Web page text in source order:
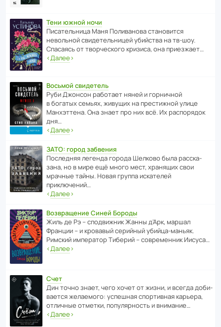
Тени южной ночи
Писа­тель­ница Маня Поли­ва­нова стано­вится
невольной свиде­тель­ницей убийства на тв-шоу.
Спасаясь от твор­че­с­кого кризиса, она приезжает…
‹Далее›
Восьмой свидетель
Руби Джонсон рабо­тает няней и горни­чной
в богатых семьях, живущих на прес­ти­жной улице
Манх­эт­тена. Она знает про них всё. Их распо­рядок
дня…
‹Далее›
ЗАТО: город забвения
После­дняя легенда города Шелково была расска­
зана, но в мире ещё много мест, хранящих свои
мрачные тайны. Новая группа иска­телей
приключений…
‹Далее›
Возвращение Синей Бороды
Жиль де Рэ – спод­ви­жник Жанны д’Арк, маршал
Франции – и кровавый серийный убийца-маньяк.
Римский импе­ратор Тиберий – совре­менник Иисуса…
‹Далее›
Счет
Дин точно знает, чего хочет от жизни, и всегда доби­
ва­ется жела­е­мого: успе­шная спор­ти­вная карьера,
отли­чные отметки, попу­ля­р­ность и внимание…
‹Далее›